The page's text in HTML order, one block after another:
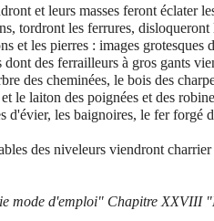
et leurs masses feront éclater
tordront les ferrures, disloqueront
et les pierres : images grotesques
dont des ferrailleurs à gros gants
des cheminées, le bois des
le laiton des poignées et des
d'évier, les baignoires, le fer forgé
des niveleurs viendront charrier
mode d'emploi" Chapitre XXVIII